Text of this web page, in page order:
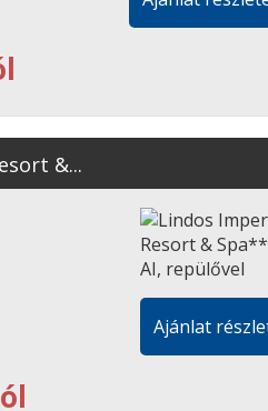
&...
Ajánlat